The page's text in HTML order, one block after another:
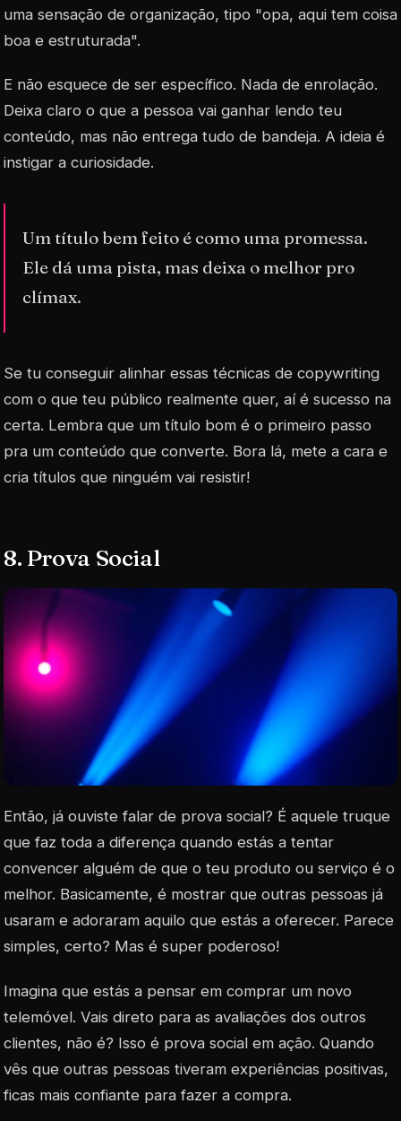
uma sensação de organização, tipo "opa, aqui tem coisa
boa e estruturada".
E não esquece de ser específico. Nada de enrolação.
Deixa claro o que a pessoa vai ganhar lendo teu
conteúdo, mas não entrega tudo de bandeja. A ideia é
instigar a curiosidade.
Um título bem feito é como uma promessa.
Ele dá uma pista, mas deixa o melhor pro
clímax.
Se tu conseguir alinhar essas técnicas de copywriting
com o que teu público realmente quer, aí é sucesso na
certa. Lembra que um título bom é o primeiro passo
pra um conteúdo que converte. Bora lá, mete a cara e
cria títulos que ninguém vai resistir!
8. Prova Social
Então, já ouviste falar de prova social? É aquele truque
que faz toda a diferença quando estás a tentar
convencer alguém de que o teu produto ou serviço é o
melhor. Basicamente, é mostrar que outras pessoas já
usaram e adoraram aquilo que estás a oferecer. Parece
simples, certo? Mas é super poderoso!
Imagina que estás a pensar em comprar um novo
telemóvel. Vais direto para as avaliações dos outros
clientes, não é? Isso é prova social em ação. Quando
vês que outras pessoas tiveram experiências positivas,
ficas mais confiante para fazer a compra.